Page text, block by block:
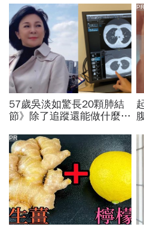
57歲吳淡如驚長20顆肺結
節》除了追蹤還能做什麼？
顆肺結節消失了
PR
PR